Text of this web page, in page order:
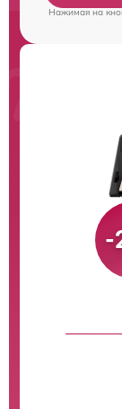
Нажимая на
-